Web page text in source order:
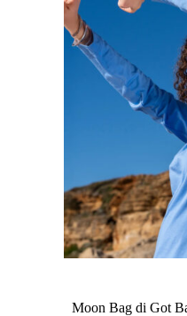
Moon Bag di Got